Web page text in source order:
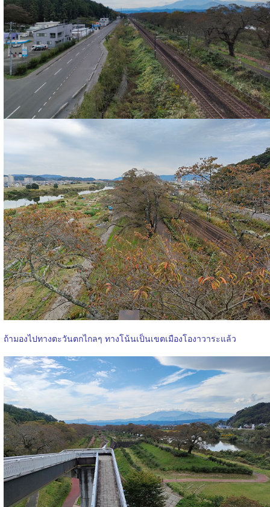
ถ้ามองไปทางตะวันตกไกลๆ ทางโน้นเป็นเขตเมืองโองาวาระแล้ว